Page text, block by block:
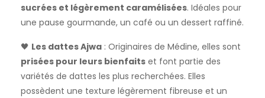
sucrées et légèrement caramélisées. Idéales pour
une pause gourmande, un café ou un dessert raffiné.
🖤 Les dattes Ajwa : Originaires de Médine, elles sont
prisées pour leurs bienfaits et font partie des
variétés de dattes les plus recherchées. Elles
possèdent une texture légèrement fibreuse et un